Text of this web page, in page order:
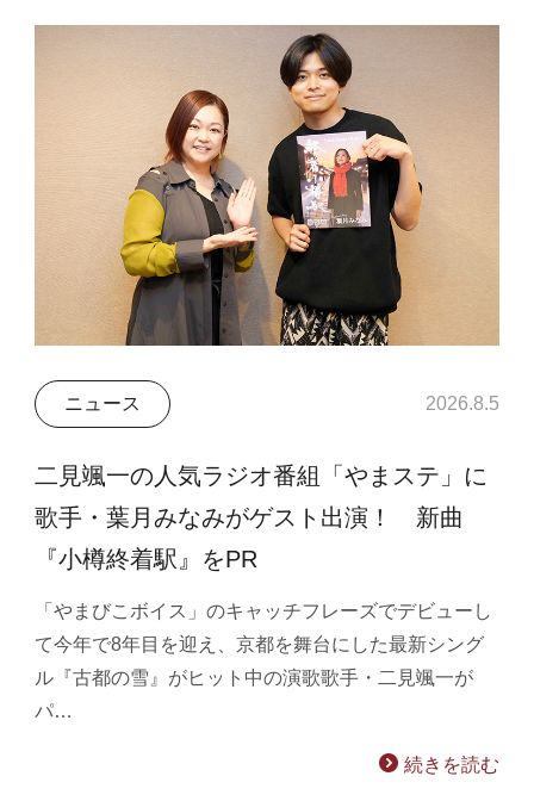
ニュース 2026.8.5
二見颯一の人気ラジオ番組「やまステ」に
歌手・葉月みなみがゲスト出演！ 新曲
『小樽終着駅』をPR
「やまびこボイス」のキャッチフレーズでデビューし
て今年で8年目を迎え、京都を舞台にした最新シング
ル『古都の雪』がヒット中の演歌歌手・二見颯一が
パ…
続きを読む